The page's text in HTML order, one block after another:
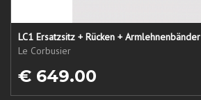
LC1 Ersatzsitz + Rücken + Armlehnenbänder
Le Corbusier
€ 649.00